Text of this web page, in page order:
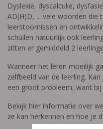
Dyslexie, dyscalculie,
AD(H)D, ... vele woorden die
leerstoornissen en
schuilen natuurlijk ook
zitten er gemiddeld 2
Wanneer het leren moeilijk
zelfbeeld van de leerling.
een groot probleem, want
Bekijk hier informatie over
ze kan herkennen en hoe je